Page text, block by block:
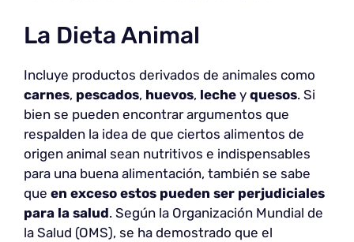
La Dieta Animal
Incluye productos derivados de animales como
carnes, pescados, huevos, leche y quesos. Si
bien se pueden encontrar argumentos que
respalden la idea de que ciertos alimentos de
origen animal sean nutritivos e indispensables
para una buena alimentación, también se sabe
que en exceso estos pueden ser perjudiciales
para la salud. Según la Organización Mundial de
la Salud (OMS), se ha demostrado que el